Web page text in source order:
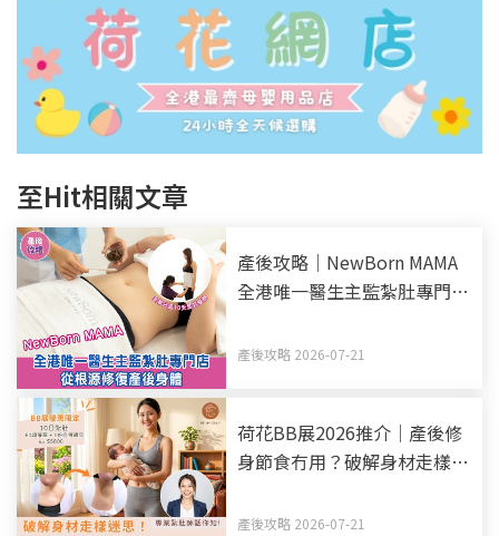
至Hit相關文章
產後攻略｜NewBorn MAMA
全港唯一醫生主監紮肚專門店
源修復產後身體
產後攻略 2026-07-21
荷花BB展2026推介｜產後修
身節食冇用？破解身材走樣迷
復指南
產後攻略 2026-07-21